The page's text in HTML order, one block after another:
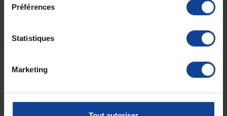
Préférences
Statistiques
Marketing
Stérilisée aux rayons gamma.La boite de 100